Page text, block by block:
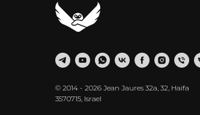
© 2014 - 2026 Jean Jaures 32a, 32, Haifa
3570715, Israel